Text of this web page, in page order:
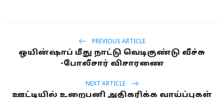
PREVIOUS ARTICLE
ஒயின்ஷாப் மீது நாட்டு வெடிகுண்டு வீச்சு
-போலீசார் விசாரணை
NEXT ARTICLE
ஊட்டியில் உறைபனி அதிகரிக்க வாய்ப்புகள்